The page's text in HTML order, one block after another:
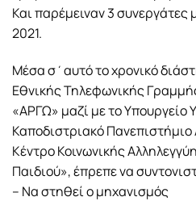
Και παρέμειναν 3 συνεργάτες
2021.
Μέσα σ΄αυτό το χρονικό
Εθνικής Τηλεφωνικής
«ΑΡΓΩ» μαζί με το Υπουργείο
Καποδιστριακό
Κέντρο Κοινωνικής
Παιδιού», έπρεπε να
– Να στηθεί ο μηχανισμός